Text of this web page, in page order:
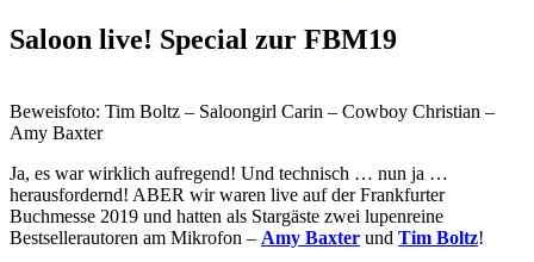
Saloon live! Special zur FBM19
Beweisfoto: Tim Boltz – Saloongirl Carin – Cowboy Christian –
Amy Baxter
Ja, es war wirklich aufregend! Und technisch … nun ja …
herausfordernd! ABER wir waren live auf der Frankfurter
Buchmesse 2019 und hatten als Stargäste zwei lupenreine
Bestsellerautoren am Mikrofon – Amy Baxter und Tim Boltz!